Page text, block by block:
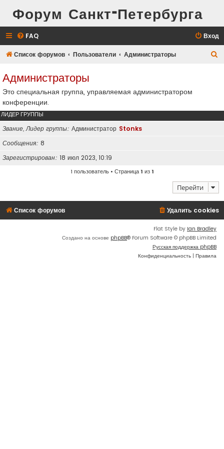
Форум Санкт-Петербурга
FAQ Вход
Список форумов Пользователи Администраторы
Администраторы
Это специальная группа, управляемая администратором
конференции.
ЛИДЕР ГРУППЫ
Звание, Лидер группы Администратор Stonks
Сообщения 8
Зарегистрирован 18 июл 2023, 10:19
1 пользователь • Страница1 из1
Перейти
Список форумов Удалить cookies
Flat Style by Ian Bradley
Создано на основе phpBB® Forum Software © phpBB Limited
Русская поддержка phpBB
Конфиденциальность | Правила